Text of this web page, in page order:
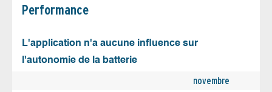
Performance
L'application n'a aucune influence sur
l'autonomie de la batterie
novembre